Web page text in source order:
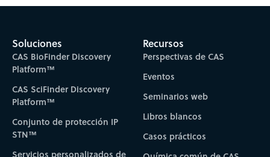
Soluciones
CAS BioFinder Discovery
Platform™
CAS SciFinder Discovery
Platform™
Conjunto de protección IP
STN™
Servicios personalizados de
Recursos
Perspectivas de CAS
Eventos
Seminarios web
Libros blancos
Casos prácticos